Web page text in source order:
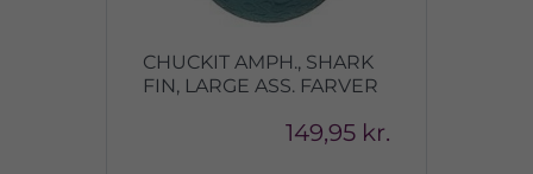
CHUCKIT AMPH., SHARK
FIN, LARGE ASS. FARVER
149,95 kr.